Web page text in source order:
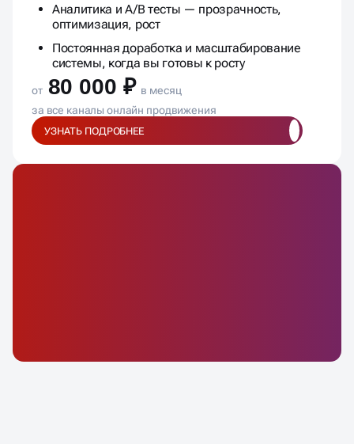
Аналитика и A/B тесты — прозрачность,
оптимизация, рост
Постоянная доработка и масштабирование
системы, когда вы готовы к росту
от 80 000 ₽ в месяц
за все каналы онлайн продвижения
УЗНАТЬ ПОДРОБНЕЕ